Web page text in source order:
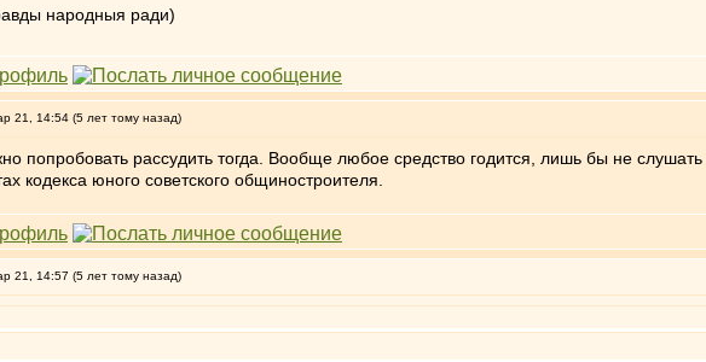
народныя ради)
21, 14:54 (5 лет тому назад)
попробовать рассудить тогда. Вообще любое средство годится, лишь бы не слушать
кодекса юного советского общиностроителя.
21, 14:57 (5 лет тому назад)